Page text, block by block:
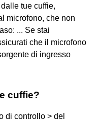
tue cuffie,
microfono, che non
... Se stai
che il microfono
di ingresso
cuffie?
di controllo > del